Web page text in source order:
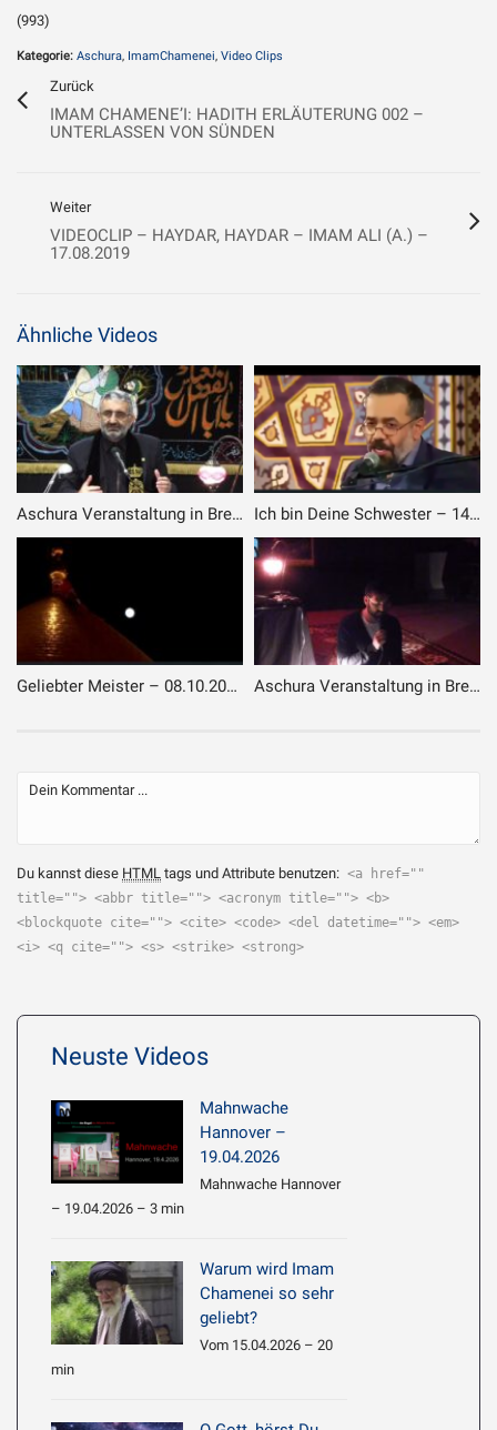
(993)
Kategorie: Aschura, ImamChamenei, Video Clips
Zurück
IMAM CHAMENE’I: HADITH ERLÄUTERUNG 002 –
UNTERLASSEN VON SÜNDEN
Weiter
VIDEOCLIP – HAYDAR, HAYDAR – IMAM ALI (A.) –
17.08.2019
Ähnliche Videos
Aschura Veranstaltung in Bremen – 6. Tag – 2. Teil Ich bin Deine Schwester – 14.06.2020
Geliebter Meister – 08.10.2019 Aschura Veranstaltung in Bremen – 4. Tag – 3. Teil
Du kannst diese HTML tags und Attribute benutzen: <a href=""
title=""> <abbr title=""> <acronym title=""> <b>
<blockquote cite=""> <cite> <code> <del datetime=""> <em>
<i> <q cite=""> <s> <strike> <strong>
Neuste Videos
Mahnwache
Hannover –
19.04.2026
Mahnwache Hannover
– 19.04.2026 – 3 min
Warum wird Imam
Chamenei so sehr
geliebt?
Vom 15.04.2026 – 20
min